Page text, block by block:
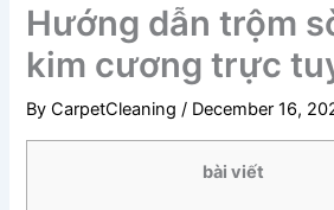
Hướng dẫn trộm
kim cương trực
ByCarpetCleaning/ December 16,
bài viết